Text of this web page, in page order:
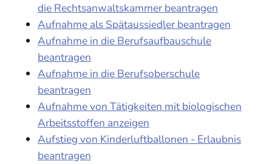
die Rechtsanwaltskammer beantragen
Aufnahme als Spätaussiedler beantragen
Aufnahme in die Berufsaufbauschule
beantragen
Aufnahme in die Berufsoberschule
beantragen
Aufnahme von Tätigkeiten mit biologischen
Arbeitsstoffen anzeigen
Aufstieg von Kinderluftballonen - Erlaubnis
beantragen